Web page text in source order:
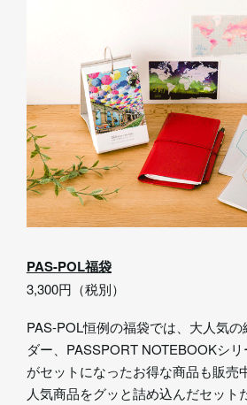
PAS-POL福袋
3,300円（税別）
PAS-POL恒例の福袋では、大人気
ダー、PASSPORT NOTEBOOKシ
がセットになったお得な商品も販売
人気商品をグッと詰め込んだセット